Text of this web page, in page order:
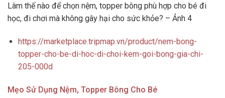
Làm thế nào để chọn nệm, topper bông phù hợp cho bé đi
học, đi chơi mà không gây hại cho sức khỏe? – Ảnh 4
https://marketplace.tripmap.vn/product/nem-bong-
topper-cho-be-di-hoc-di-choi-kem-goi-bong-gia-chi-
205-000d
Mẹo Sử Dụng Nệm, Topper Bông Cho Bé